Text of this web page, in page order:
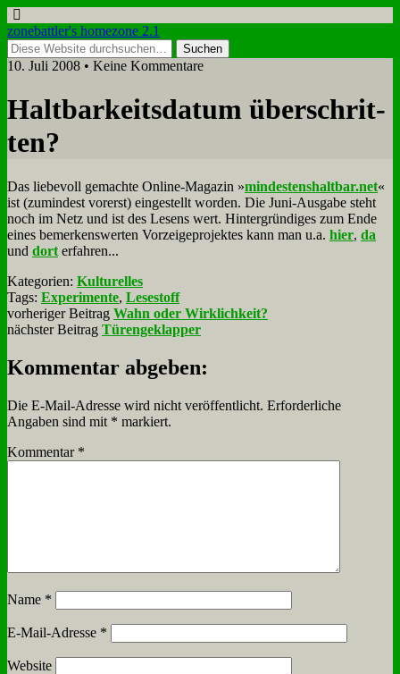
zonebattler's homezone 2.1
10. Juli 2008 • Keine Kommentare
Halt­bar­keits­da­tum über­schrit­
ten?
Das lie­be­voll ge­mach­te On­line-Ma­ga­zin »mindestenshaltbar.net«
ist (zu­min­dest vor­erst) ein­ge­stellt wor­den. Die Ju­ni-Aus­ga­be steht
noch im Netz und ist des Le­sens wert. Hin­ter­grün­di­ges zum En­de
ei­nes be­mer­kens­wer­ten Vor­zei­ge­pro­jek­tes kann man u.a. hier, da
und dort er­fah­ren...
Kategorien: Kulturelles
Tags: Experimente, Lesestoff
vorheriger Beitrag Wahn oder Wirklichkeit?
nächster Beitrag Türengeklapper
Kommentar abgeben:
Die E-Mail-Adresse wird nicht veröffentlicht. Erforderliche
Angaben sind mit * markiert.
Kommentar *
Name *
E-Mail-Adresse *
Website